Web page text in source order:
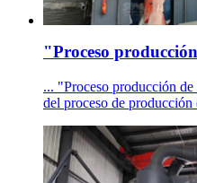
"Proceso
... "Proceso producción
del proceso de producción